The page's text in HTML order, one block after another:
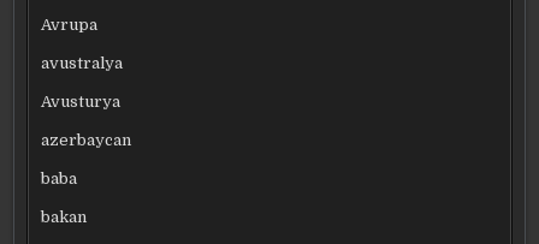
Avrupa
avustralya
Avusturya
azerbaycan
baba
bakan